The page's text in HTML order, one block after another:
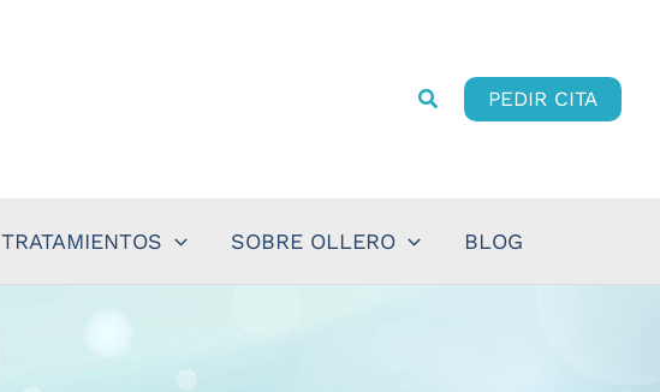
PEDIR CITA
TRATAMIENTOS SOBRE OLLERO BLOG